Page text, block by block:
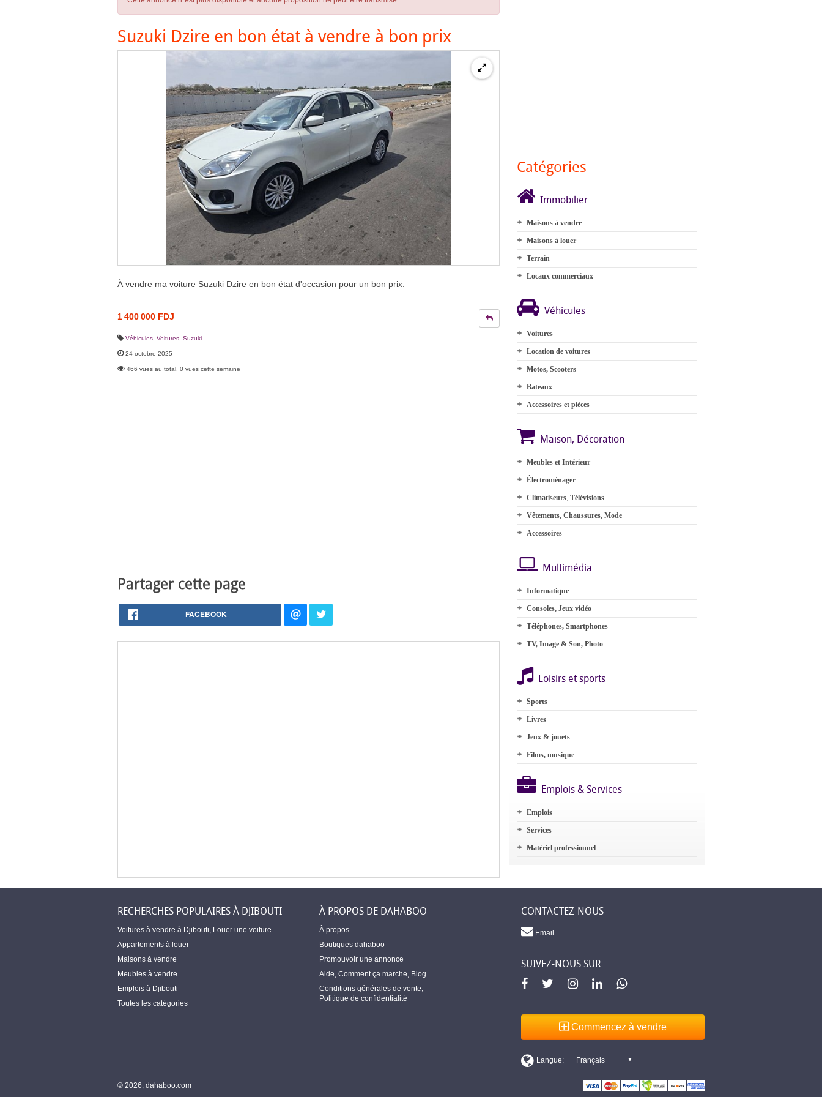
Suzuki Dzire en bon état à vendre à bon prix
À vendre ma voiture Suzuki Dzire en bon état d'occasion pour un bon prix.
1 400 000 FDJ
Véhicules Voitures Suzuki
24 octobre 2025
466 vues au total, 0 vues cette semaine
Partager cette page
FACEBOOK
Catégories
Immobilier
Maisons à vendre
Maisons à louer
Terrain
Locaux commerciaux
Véhicules
Voitures
Location de voitures
Motos, Scooters
Bateaux
Accessoires et pièces
Maison, Décoration
Meubles et Intérieur
Électroménager
Climatiseurs, Télévisions
Vêtements, Chaussures, Mode
Accessoires
Multimédia
Informatique
Consoles, Jeux vidéo
Téléphones, Smartphones
TV, Image & Son, Photo
Loisirs et sports
Sports
Livres
Jeux & jouets
Films, musique
Emplois & Services
Emplois
Services
Matériel professionnel
RECHERCHES POPULAIRES À DJIBOUTI
Voitures à vendre à Djibouti Louer une voiture
Appartements à louer
Maisons à vendre
Meubles à vendre
Emplois à Djibouti
Toutes les catégories
À PROPOS DE DAHABOO
À propos
Boutiques dahaboo
Promouvoir une annonce
Aide Comment ça marche Blog
Conditions générales de vente
Politique de confidentialité
CONTACTEZ-NOUS
Email
SUIVEZ-NOUS SUR
Commencez à vendre
© 2026, dahaboo.com